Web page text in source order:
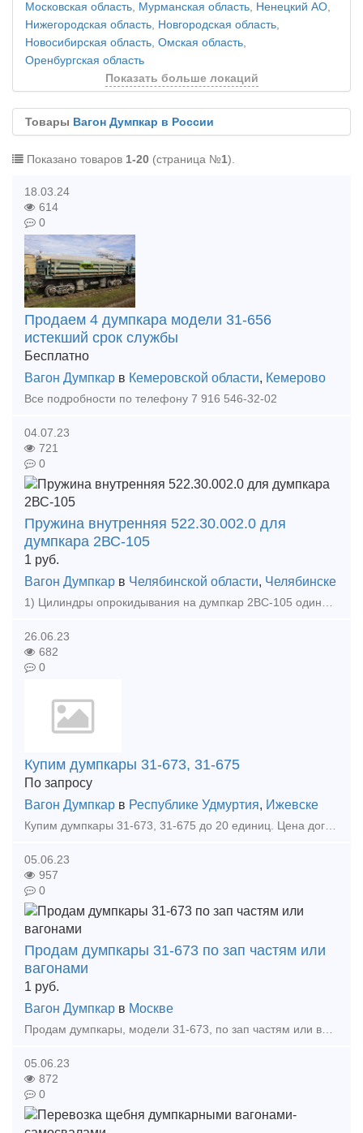
Московская область, Мурманская область, Ненецкий АО,
Нижегородская область, Новгородская область,
Новосибирская область, Омская область,
Оренбургская область
Показать больше локаций
Товары Вагон Думпкар в России
Показано товаров 1-20 (страница №1).
18.03.24
614
0
Продаем 4 думпкара модели 31-656
истекший срок службы
Бесплатно
Вагон Думпкар в Кемеровской области, Кемерово
Все подробности по телефону 7 916 546-32-02
04.07.23
721
0
Пружина внутренняя 522.30.002.0 для
думпкара 2ВС-105
1 руб.
Вагон Думпкар в Челябинской области, Челябинске
1) Цилиндры опрокидывания на думпкар 2ВС-105 одинарного и двойного действия 2) Цилиндр опрокидывания 904V060200-1-00 3) Цилиндр опрокидывания 667.45.010 4) Цилиндр опрокидывания 640.
26.06.23
682
0
Купим думпкары 31-673, 31-675
По запросу
Вагон Думпкар в Республике Удмуртия, Ижевске
Купим думпкары 31-673, 31-675 до 20 единиц. Цена договорная. Купим думпкары 31-673, 31-675 до 20 единиц. Цена договорная. Купим думпкары 31-673, 31-675 до 20 единиц. Цена договорная.
05.06.23
957
0
Продам думпкары 31-673 по зап частям или
вагонами
1 руб.
Вагон Думпкар в Москве
Продам думпкары, модели 31-673, по зап частям или вагонами. Постройка 88, 89, 90, 91г... Все вагоны на территории РФ. Все исключенные. Различные года ходовой, от 1983 до 2009 г., и банда
05.06.23
872
0